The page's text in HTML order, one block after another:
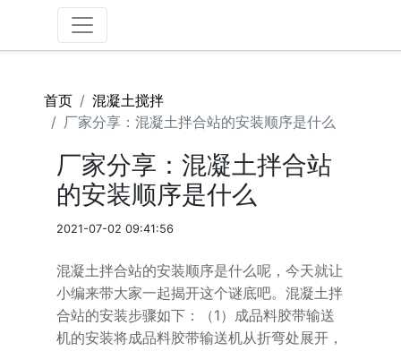
首页
混凝土搅拌
厂家分享：混凝土拌合站的安装顺序是什么
厂家分享：混凝土拌合站
的安装顺序是什么
2021-07-02 09:41:56
混凝土拌合站的安装顺序是什么呢，今天就让
小编来带大家一起揭开这个谜底吧。混凝土拌
合站的安装步骤如下：（1）成品料胶带输送
机的安装将成品料胶带输送机从折弯处展开，